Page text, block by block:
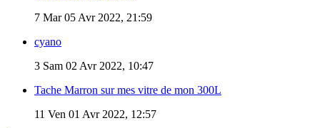
7 Mar 05 Avr 2022, 21:59
cyano
3 Sam 02 Avr 2022, 10:47
Tache Marron sur mes vitre de mon 300L
11 Ven 01 Avr 2022, 12:57